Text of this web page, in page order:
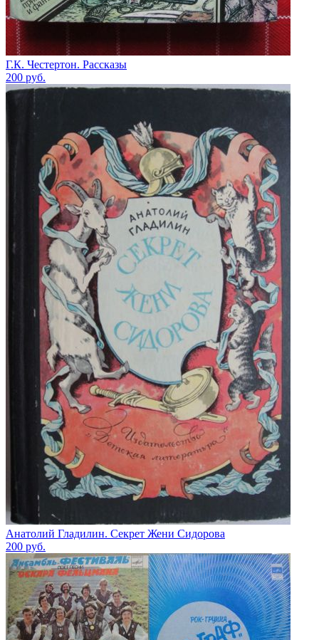
Г.К. Честертон. Рассказы
200 руб.
Анатолий Гладилин. Секрет Жени Сидорова
200 руб.